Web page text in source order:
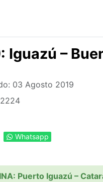
Iguazú –
03 Agosto 2019
Whatsapp
Puerto Iguazú –